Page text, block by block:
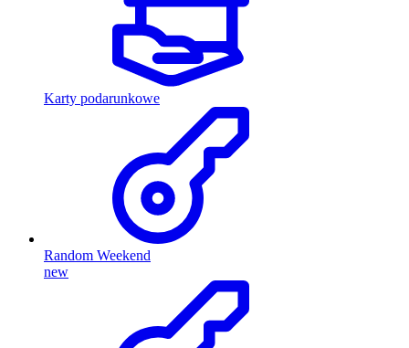
Karty podarunkowe
Random Weekend
new